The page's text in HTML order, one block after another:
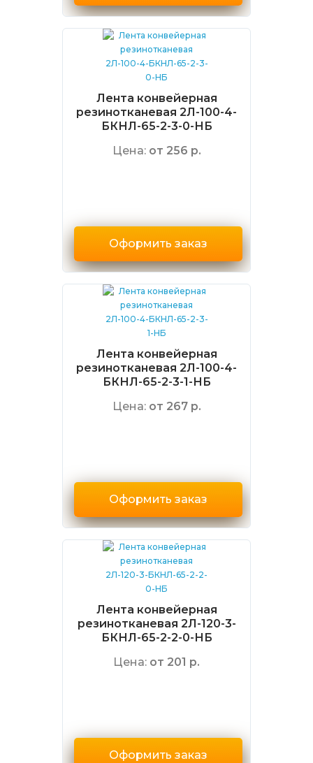
Лента конвейерная
резинотканевая 2Л-100-4-
БКНЛ-65-2-3-0-НБ
Цена: от 256 р.
Оформить заказ
Лента конвейерная
резинотканевая 2Л-100-4-
БКНЛ-65-2-3-1-НБ
Цена: от 267 р.
Оформить заказ
Лента конвейерная
резинотканевая 2Л-120-3-
БКНЛ-65-2-2-0-НБ
Цена: от 201 р.
Оформить заказ